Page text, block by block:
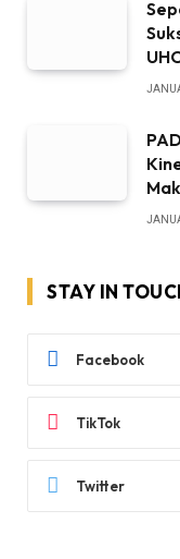
STAY IN
Facebook
TikTok
Twitter